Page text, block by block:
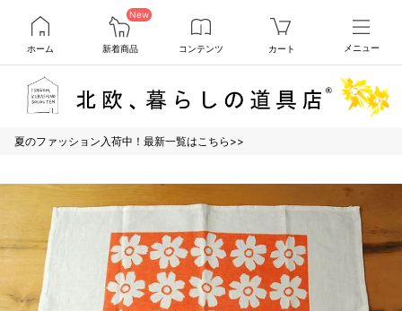
ホーム
New
新着商品 コンテンツ カート メニュー
夏のファッション入荷中！最新一覧はこちら>>